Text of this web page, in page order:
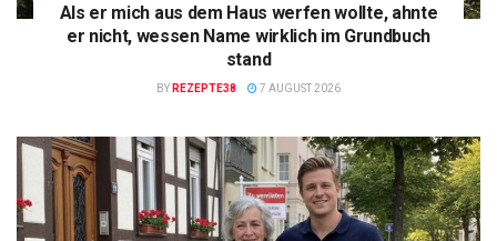
Als er mich aus dem Haus werfen wollte, ahnte
er nicht, wessen Name wirklich im Grundbuch
stand
BY REZEPTE38 7 AUGUST 2026